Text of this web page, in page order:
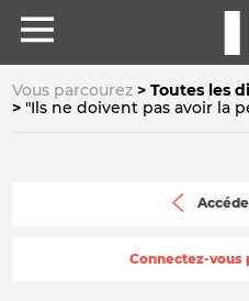
Vous parcourez
Toutes les
"Ils ne doivent pas avoir la
Connectez-vous